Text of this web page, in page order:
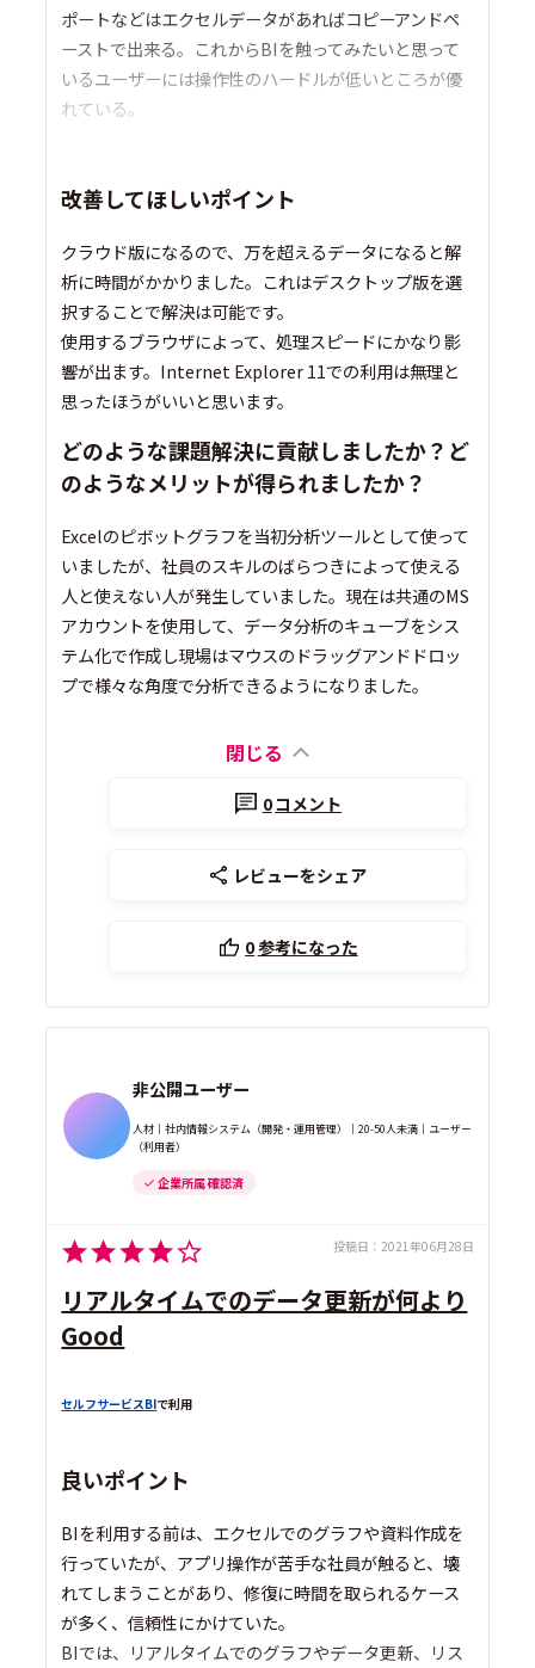
ポートなどはエクセルデータがあればコピーアンドペ
ーストで出来る。これからBIを触ってみたいと思って
いるユーザーには操作性のハードルが低いところが優
れている。
改善してほしいポイント
クラウド版になるので、万を超えるデータになると解
析に時間がかかりました。これはデスクトップ版を選
択することで解決は可能です。
使用するブラウザによって、処理スピードにかなり影
響が出ます。Internet Explorer 11での利用は無理と
思ったほうがいいと思います。
どのような課題解決に貢献しましたか？ど
のようなメリットが得られましたか？
Excelのピボットグラフを当初分析ツールとして使って
いましたが、社員のスキルのばらつきによって使える
人と使えない人が発生していました。現在は共通のMS
アカウントを使用して、データ分析のキューブをシス
テム化で作成し現場はマウスのドラッグアンドドロッ
プで様々な角度で分析できるようになりました。
閉じる
0コメント
レビューをシェア
0参考になった
非公開ユーザー
人材｜社内情報システム（開発・運用管理）｜20-50人未満｜ユーザー
（利用者）
企業所属 確認済
投稿日： 2021年06月28日
リアルタイムでのデータ更新が何より
Good
セルフサービスBIで利用
良いポイント
BIを利用する前は、エクセルでのグラフや資料作成を
行っていたが、アプリ操作が苦手な社員が触ると、壊
れてしまうことがあり、修復に時間を取られるケース
が多く、信頼性にかけていた。
BIでは、リアルタイムでのグラフやデータ更新、リス